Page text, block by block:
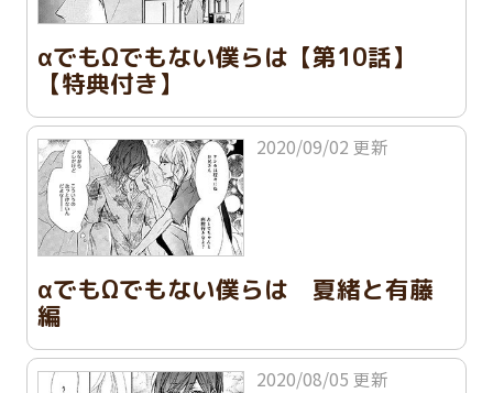
αでもΩでもない僕らは【第10話】
【特典付き】
2020/09/02 更新
αでもΩでもない僕らは 夏緒と有藤
編
2020/08/05 更新